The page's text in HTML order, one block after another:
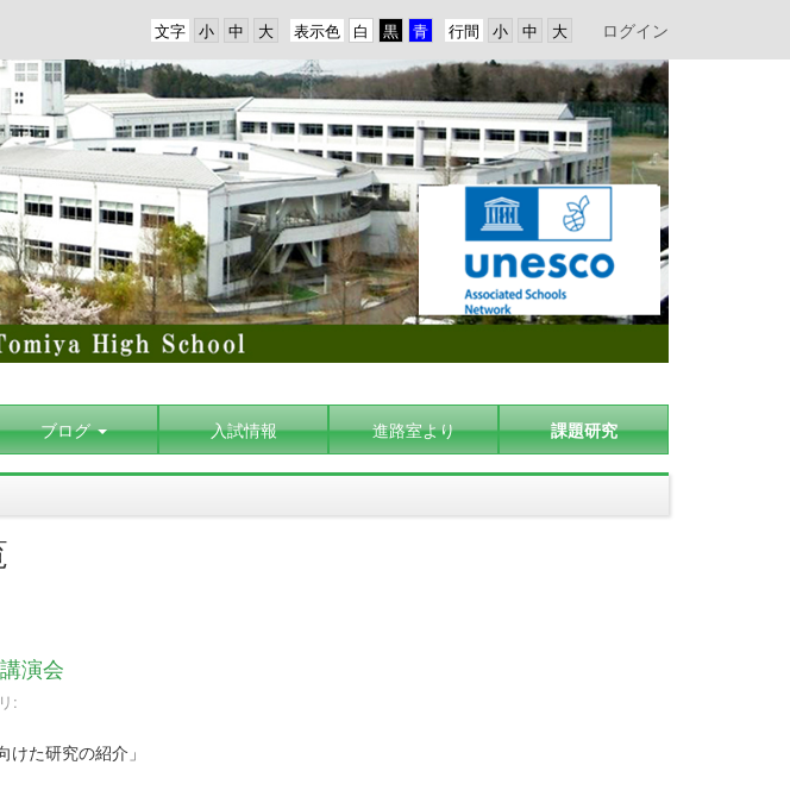
行間
表示色
文字 ログイン
ブログ 入試情報 進路室より 課題研究
演会
:
た研究の紹介」